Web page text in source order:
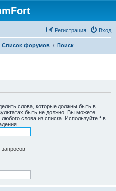
Вход
Регистрация
Список форумов Поиск
слова, которые должны быть в
быть не должно. Вы можете
любого слова из списка. Используйте * в
запросов